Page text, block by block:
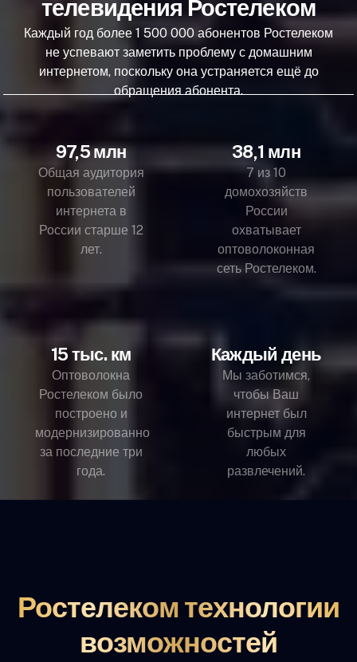
телевидения Ростелеком
Каждый год более 1 500 000 абонентов Ростелеком
не успевают заметить проблему с домашним
интернетом, поскольку она устраняется ещё до
обращения абонента.
97,5 млн
Общая аудитория
пользователей
интернета в
России старше 12
лет.
38,1 млн
7 из 10
домохозяйств
России
охватывает
оптоволоконная
сеть Ростелеком.
15 тыс. км
Оптоволокна
Ростелеком было
построено и
модернизированно
за последние три
года.
Каждый день
Мы заботимся,
чтобы Ваш
интернет был
быстрым для
любых
развлечений.
Ростелеком технологии
возможностей